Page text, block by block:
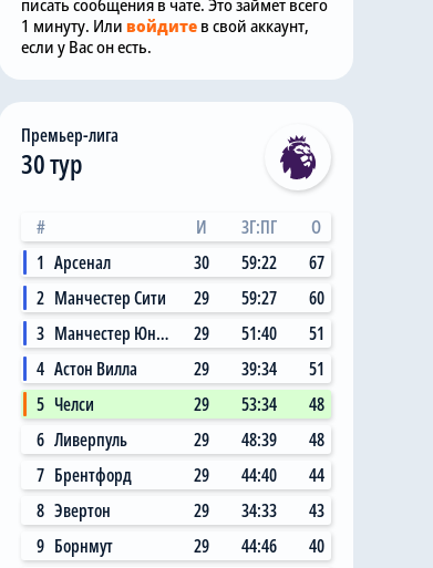
бы
Вчера, 17:48
«Челси» дал сыграть
Дастану Сатпаеву и
Михаилу Мудрику, но
проиграл «Ювентусу»
писать сообщения в чате. Это займет всего
1 минуту. Или войдите в свой аккаунт,
если у Вас он есть.
Премьер-лига
30 тур
# И ЗГ:ПГ
О
1 Арсенал 30 59:22
67
2 Манчестер Сити 29 59:27
60
3
Манчестер Юнайтед 29 51:40
51
4 Астон Вилла 29 39:34
51
5 Челси 29 53:34
48
6 Ливерпуль 29 48:39
48
7 Брентфорд 29 44:40
44
8 Эвертон 29 34:33
43
9 Борнмут 29 44:46
40